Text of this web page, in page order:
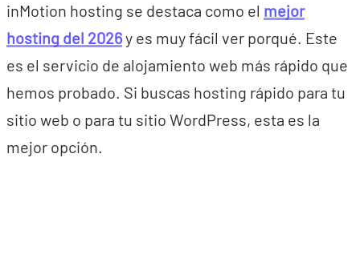
inMotion hosting se destaca como el mejor
hosting del 2026y es muy fácil ver porqué. Este
es el servicio de alojamiento web más rápido que
hemos probado. Si buscas hosting rápido para tu
sitio web o para tu sitio WordPress, esta es la
mejor opción.